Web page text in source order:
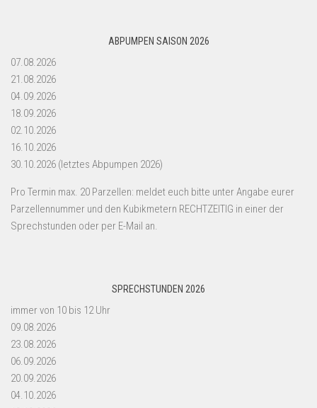
ABPUMPEN SAISON 2026
07.08.2026
21.08.2026
04.09.2026
18.09.2026
02.10.2026
16.10.2026
30.10.2026 (letztes Abpumpen 2026)
Pro Termin max. 20 Parzellen: meldet euch bitte unter Angabe eurer
Parzellennummer und den Kubikmetern RECHTZEITIG in einer der
Sprechstunden oder per E-Mail an.
SPRECHSTUNDEN 2026
immer von 10 bis 12 Uhr
09.08.2026
23.08.2026
06.09.2026
20.09.2026
04.10.2026